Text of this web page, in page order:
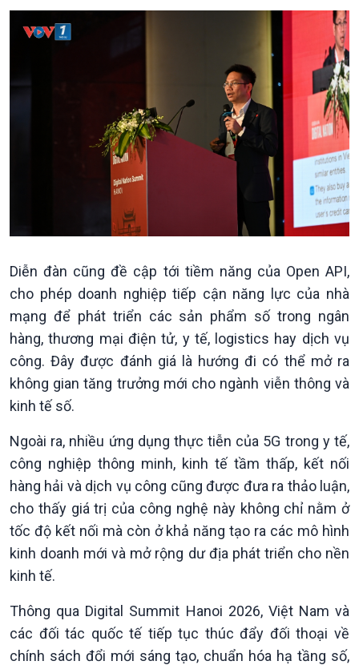
Tin Đời sống & Xã hội
360 độ Sức khỏe
Chuyên gia của bạn
Bước chân đến trường
Tin Khoa học & Công nghệ
Kết nối công nghệ
Sống chung với biến đổi
khí hậu
Tin Văn hoá & Du lịch
Chát với người nổi tiếng
Câu chuyện Thể thao
Ảnh
Video
Infographic
E-Magazine
Diễn đàn cũng đề cập tới tiềm năng của Open API,
cho phép doanh nghiệp tiếp cận năng lực của nhà
mạng để phát triển các sản phẩm số trong ngân
hàng, thương mại điện tử, y tế, logistics hay dịch vụ
công. Đây được đánh giá là hướng đi có thể mở ra
không gian tăng trưởng mới cho ngành viễn thông và
kinh tế số.
Ngoài ra, nhiều ứng dụng thực tiễn của 5G trong y tế,
công nghiệp thông minh, kinh tế tầm thấp, kết nối
hàng hải và dịch vụ công cũng được đưa ra thảo luận,
cho thấy giá trị của công nghệ này không chỉ nằm ở
tốc độ kết nối mà còn ở khả năng tạo ra các mô hình
kinh doanh mới và mở rộng dư địa phát triển cho nền
kinh tế.
Thông qua Digital Summit Hanoi 2026, Việt Nam và
các đối tác quốc tế tiếp tục thúc đẩy đối thoại về
chính sách đổi mới sáng tạo, chuẩn hóa hạ tầng số,